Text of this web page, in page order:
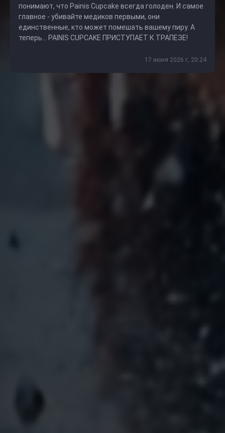
понимают, что Painis Cupcake всегда голоден. И самое
главное - убивайте медиков первыми, они
единственные, кто может помешать вашему пиру. А
теперь... PAINIS CUPCAKE ПРИСТУПАЕТ К ТРАПЕЗЕ!
17 июня 2026 г, 20:24